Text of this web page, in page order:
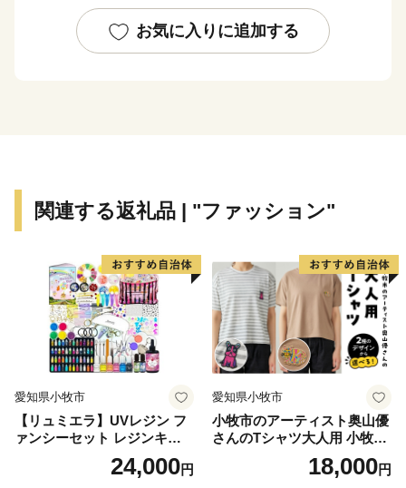
これら豊かな大自然に手軽に触れることができる登山や
トレッキングをはじめ、多様な効能を持つ7つの温泉郷
※特典の送付は、妙高市外にお住まいの方に限らせてい
ただきます。
※寄附につきましては、年度内の回数制限は現在設けて
おりません。
※寄付確認後、順次発送（なるべく早く発送を心がけま
※特典商品の写真はイメージです。
「ふるさと納税ワンストップ特例制度」をご利用頂く場
お気に入りに追加する
関連する返礼品 | "ファッション"
愛知県小牧市
【リュミエラ】UVレジン フ
ァンシーセット レジンキッ
ト ハンドメイド レジンクラ
フト アクセサリーキット 手
24,000円
愛知県小牧市
小牧市のアーティスト奥山優
さんのTシャツ大人用 小牧市
18,000円